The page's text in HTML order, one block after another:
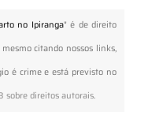
no Ipiranga" é de direito
citando nossos links,
é crime e está previsto no
sobre direitos autorais.